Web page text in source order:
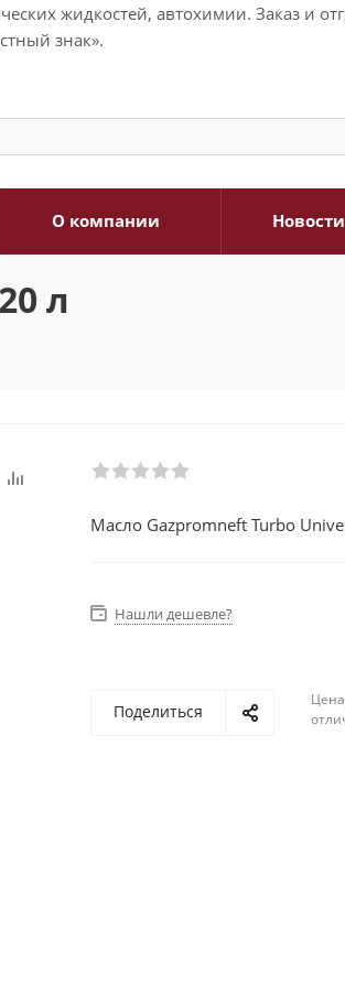
жидкостей, автохимии. Заказ и
знак».
О компании Новости
л
Масло Gazpromneft Turbo
Нашли дешевле?
Поделиться